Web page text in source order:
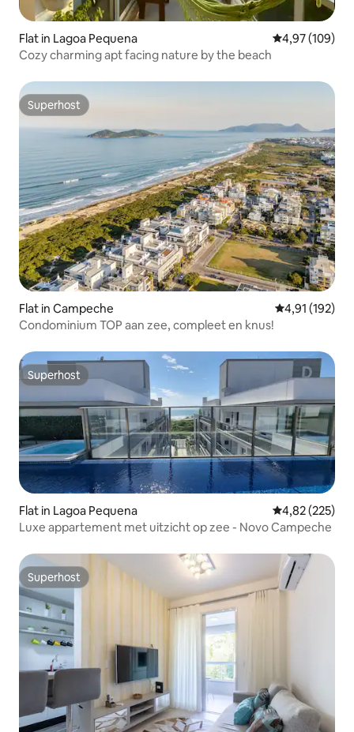
Flat in Lagoa Pequena Gemiddelde
4,97 (109)
Cozy charming apt facing nature by the beach
Superhost
Superhost
Flat in Campeche Gemiddelde
4,91 (192)
Condominium TOP aan zee, compleet en knus!
Superhost
Superhost
Flat in Lagoa Pequena Gemiddelde
4,82 (225)
Luxe appartement met uitzicht op zee - Novo Campeche
Superhost
Superhost